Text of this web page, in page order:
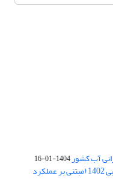
آب کشور1404-01-16
کسب رتبه الف مجلات علمی پژوهشی در ارزیابی 1402 (مبتنی بر عملکرد